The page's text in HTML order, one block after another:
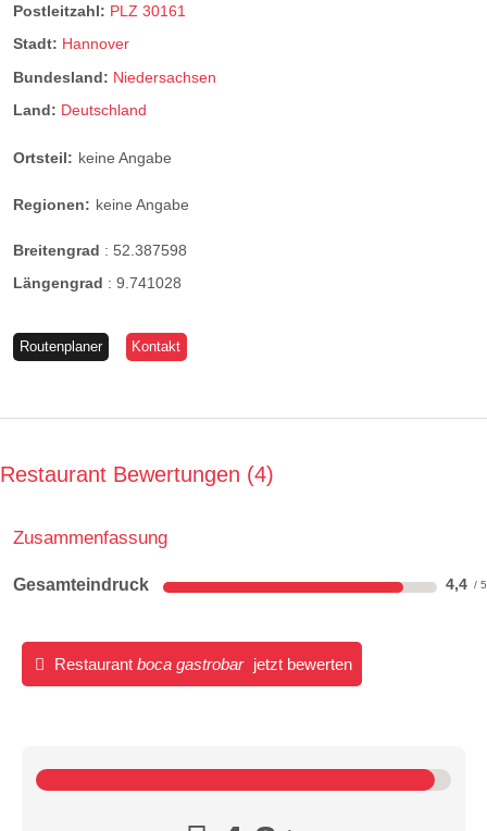
Postleitzahl: PLZ 30161
Stadt: Hannover
Bundesland: Niedersachsen
Land: Deutschland
Ortsteil: keine Angabe
Regionen: keine Angabe
Breitengrad : 52.387598
Längengrad : 9.741028
Routenplaner Kontakt
Restaurant Bewertungen 4
Zusammenfassung
Gesamteindruck 4,4
Restaurant boca gastrobar jetzt bewerten